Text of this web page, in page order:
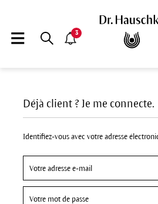
3
Déjà client ? Je me connecte.
Identifiez-vous avec votre adresse